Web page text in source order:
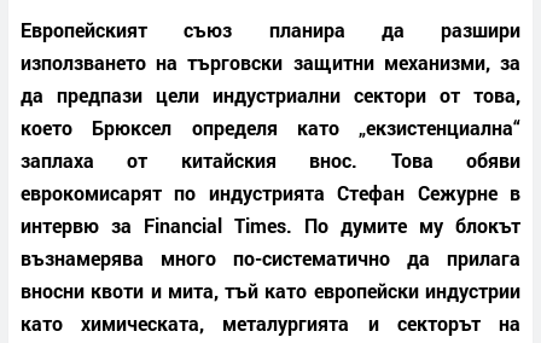
Европейският съюз планира да разшири
използването на търговски защитни механизми, за
да предпази цели индустриални сектори от това,
което Брюксел определя като „екзистенциална“
заплаха от китайския внос. Това обяви
еврокомисарят по индустрията Стефан Сежурне в
интервю за Financial Times. По думите му блокът
възнамерява много по-систематично да прилага
вносни квоти и мита, тъй като европейски индустрии
като химическата, металургията и секторът на